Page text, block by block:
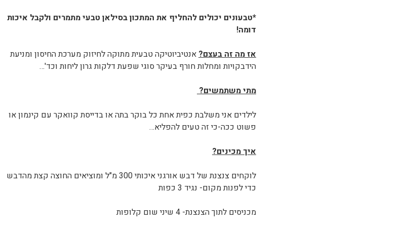
*טבעונים יכולים להחליף את המתכון בסילאן טבעי מתמרים ולקבל איכות
דומה!
אז מה זה בעצם? אנטיביוטיקה טבעית מתוקה לחיזוק מערכת החיסון ומניעת
הידבקויות ומחלות חורף בעיקר סוגי שפעת דלקות גרון ליחות וכד'…
מתי משתמשים?
לילדים אני משלבת כפית אחת כל בוקר בתה או בדייסת קוואקר עם קינמון או
פשוט ככה-כי זה טעים להפליא…
איך מכינים?
לוקחים צנצנת של דבש אורגני איכותי 300 מ"ל ומוציאים החוצה קצת מהדבש
כדי לפנות מקום- נגיד 3 כפות
מכניסים לתוך הצנצנת- 4 שיני שום קלופות